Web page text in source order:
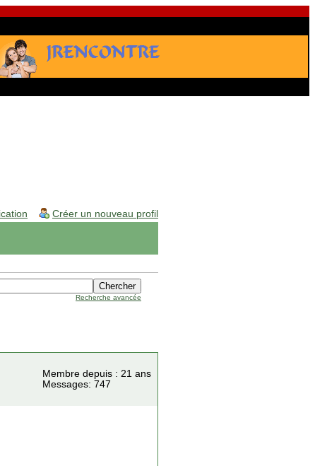
Créer un nouveau profil
Recherche avancée
Membre depuis : 21 ans
Messages: 747